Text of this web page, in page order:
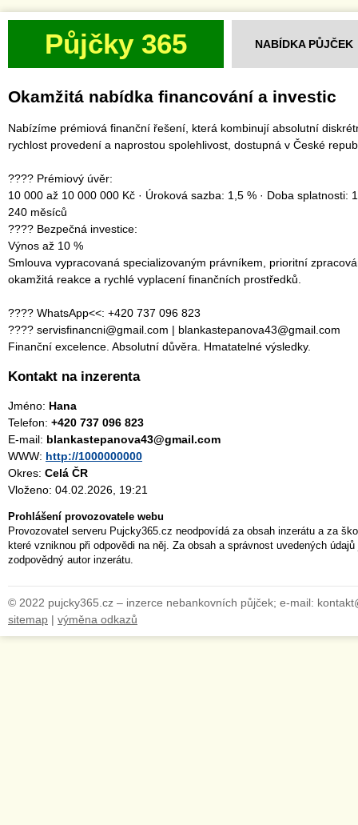
Půjčky 365 NABÍDKA PŮJČEK
Okamžitá nabídka financování a investic
Nabízíme prémiová finanční řešení, která kombinují absolutní
rychlost provedení a naprostou spolehlivost, dostupná v České
???? Prémiový úvěr:
10 000 až 10 000 000 Kč · Úroková sazba: 1,5 % · Doba splatnosti:
240 měsíců
???? Bezpečná investice:
Výnos až 10 %
Smlouva vypracovaná specializovaným právníkem, prioritní
okamžitá reakce a rychlé vyplacení finančních prostředků.
???? WhatsApp<<: +420 737 096 823
???? servisfinancni@gmail.com | blankastepanova43@gmail.com
Finanční excelence. Absolutní důvěra. Hmatatelné výsledky.
Kontakt na inzerenta
Jméno: Hana
Telefon: +420 737 096 823
E-mail: blankastepanova43@gmail.com
WWW: http://1000000000
Okres: Celá ČR
Vloženo: 04.02.2026, 19:21
Prohlášení provozovatele webu
Provozovatel serveru Pujcky365.cz neodpovídá za obsah inzerátu a za
které vzniknou při odpovědi na něj. Za obsah a správnost uvedených
zodpovědný autor inzerátu.
© 2022 pujcky365.cz – inzerce nebankovních půjček; e-mail:
sitemap | výměna odkazů